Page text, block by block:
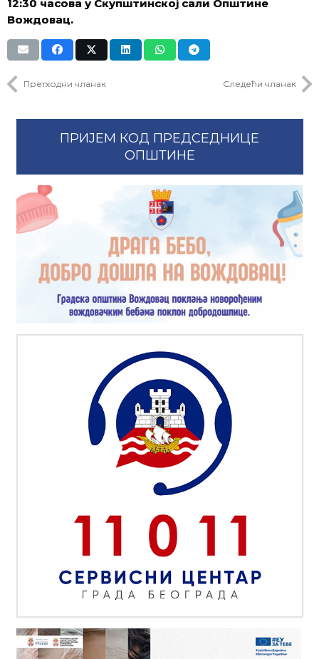
12:30 часова у Скупштинској сали Општине
Вождовац.
Претходни чланак Следећи чланак
ПРИЈЕМ КОД ПРЕДСЕДНИЦЕ
ОПШТИНЕ